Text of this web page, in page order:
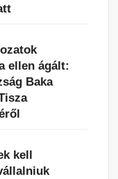
ellen ágált:
Baka
kell